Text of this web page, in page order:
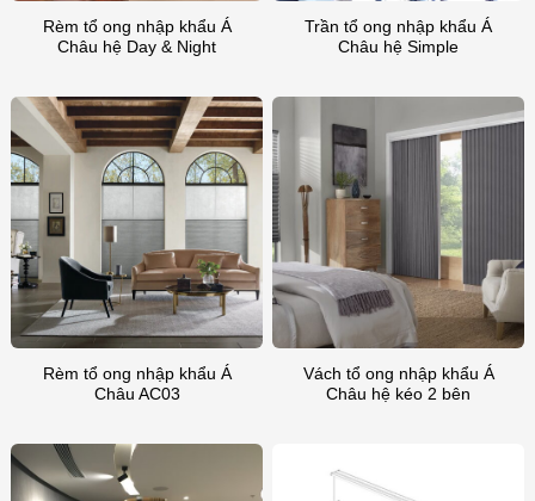
Rèm tổ ong nhập khẩu Á
Châu hệ Day & Night
Trần tổ ong nhập khẩu Á
Châu hệ Simple
Rèm tổ ong nhập khẩu Á
Châu AC03
Vách tổ ong nhập khẩu Á
Châu hệ kéo 2 bên